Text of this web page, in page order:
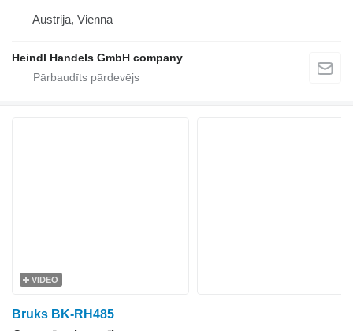
Austrija, Vienna
Heindl Handels GmbH company
VIDEO
Bruks BK-RH485